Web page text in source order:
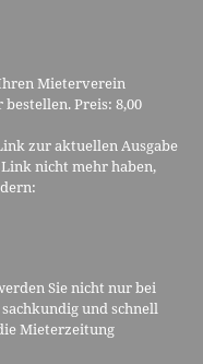
Mieterverein
Preis: 8,00
zur aktuellen Ausgabe
nicht mehr haben,
Sie nicht nur bei
und schnell
Mieterzeitung